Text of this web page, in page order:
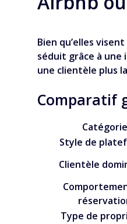
Bien qu’elles
séduit grâce à une
une clientèle plus
Comparatif
Catégorie
Style de
Clientèle
Type de